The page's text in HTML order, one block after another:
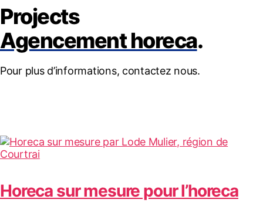
Projects
Agencement horeca.
Pour plus d’informations, contactez nous.
Horeca sur mesure pour l’horeca